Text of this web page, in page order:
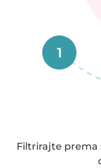
1
Filtrirajte